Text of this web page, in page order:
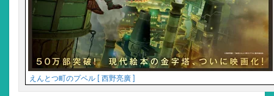
えんとつ町のプペル [ 西野亮廣 ]